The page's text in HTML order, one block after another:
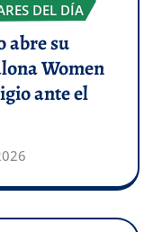
DEL DÍA
abre su
Women
ante el